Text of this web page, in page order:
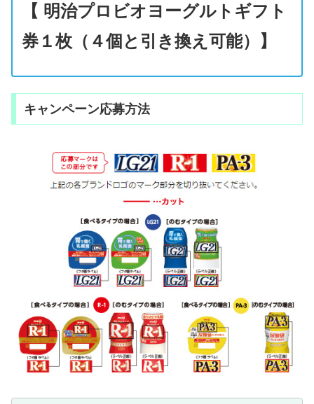
【 明治プロビオヨーグルトギフト
券１枚（４個と引き換え可能）】
キャンペーン応募方法